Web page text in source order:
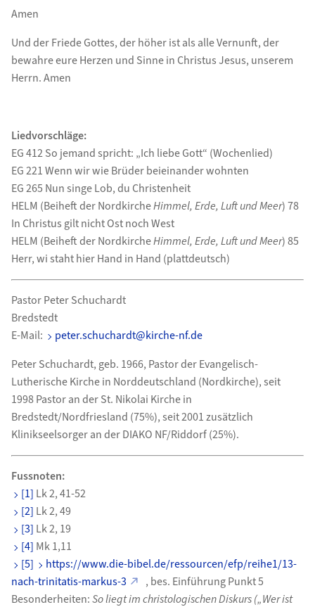
Amen
Und der Friede Gottes, der höher ist als alle Vernunft, der
bewahre eure Herzen und Sinne in Christus Jesus, unserem
Herrn. Amen
Liedvorschläge:
EG 412 So jemand spricht: „Ich liebe Gott“ (Wochenlied)
EG 221 Wenn wir wie Brüder beieinander wohnten
EG 265 Nun singe Lob, du Christenheit
HELM (Beiheft der NordkircheHimmel, Erde, Luft und Meer) 78
In Christus gilt nicht Ost noch West
HELM (Beiheft der NordkircheHimmel, Erde, Luft und Meer) 85
Herr, wi staht hier Hand in Hand (plattdeutsch)
Pastor Peter Schuchardt
Bredstedt
E-Mail:
peter.schuchardt@kirche-nf.de
Peter Schuchardt, geb. 1966, Pastor der Evangelisch-
Lutherische Kirche in Norddeutschland (Nordkirche), seit
1998 Pastor an der St. Nikolai Kirche in
Bredstedt/Nordfriesland (75%), seit 2001 zusätzlich
Klinikseelsorger an der DIAKO NF/Riddorf (25%).
Fussnoten:
[1] Lk 2, 41-52
[2] Lk 2, 49
[3] Lk 2, 19
[4] Mk 1,11
[5]
https://www.die-bibel.de/ressourcen/efp/reihe1/13-
nach-trinitatis-markus-3
, bes. Einführung Punkt 5
Besonderheiten:So liegt im christologischen Diskurs („Wer ist